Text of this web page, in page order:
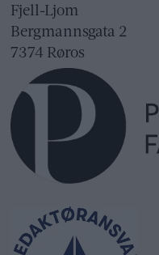
Fjell-Ljom
Bergmannsgata 2
7374 Røros